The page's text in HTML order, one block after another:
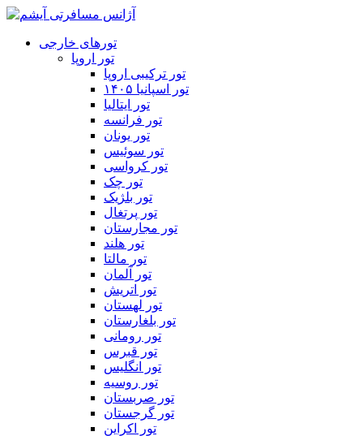
تورهای خارجی
تور اروپا
تور ترکیبی اروپا
تور اسپانیا ۱۴۰۵
تور ایتالیا
تور فرانسه
تور یونان
تور سوئیس
تور کرواسی
تور چک
تور بلژیک
تور پرتغال
تور مجارستان
تور هلند
تور مالتا
تور آلمان
تور اتریش
تور لهستان
تور بلغارستان
تور رومانی
تور قبرس
تور انگلیس
تور روسیه
تور صربستان
تور گرجستان
تور اکراین